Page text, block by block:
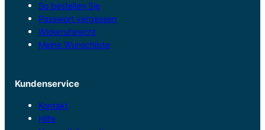
So bestellen Sie
Passwort vergessen
Widerrufsrecht
Meine Wunschliste
Kundenservice
Kontakt
Hilfe